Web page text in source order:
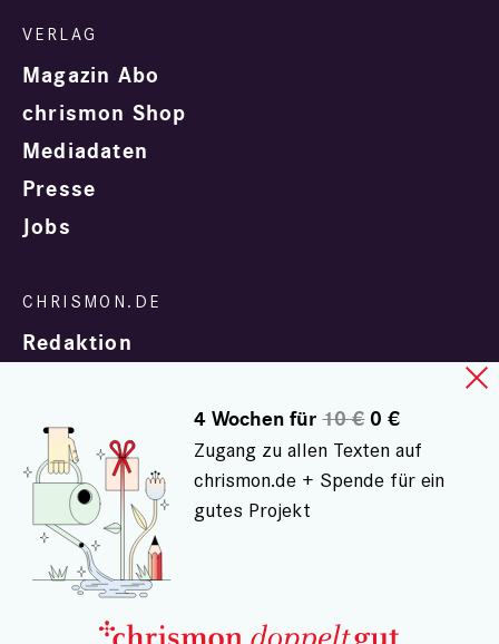
Magazin Abo
chrismon Shop
Mediadaten
Presse
Jobs
Redaktion
In Zusammenarbeit mit
© chrismon.de 2001 - 2026
Alle Rechte vorbehalten.
4 Wochen für10 €0 €
Zugang zu allen Texten auf
chrismon.de + Spende für ein
gutes Projekt